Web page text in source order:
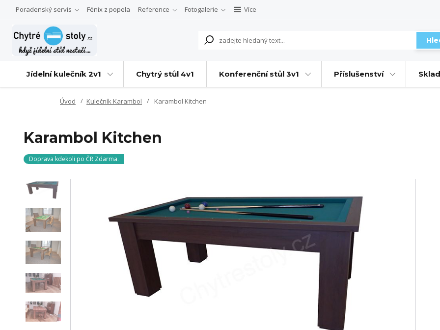
Poradenský servis Fénix z popela Reference Fotogalerie Více
Jídelní kulečník 2v1 Chytrý stůl 4v1 Konferenční stůl 3v1 Příslušenství
Úvod Kulečník Karambol Karambol Kitchen
Karambol Kitchen
Doprava kdekoli po ČR Zdarma.